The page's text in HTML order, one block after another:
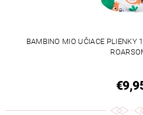
BAMBINO MIO UČIACE PLIENKY